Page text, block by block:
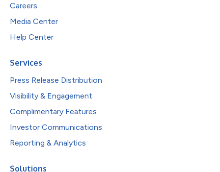
Careers
Media Center
Help Center
Services
Press Release Distribution
Visibility & Engagement
Complimentary Features
Investor Communications
Reporting & Analytics
Solutions